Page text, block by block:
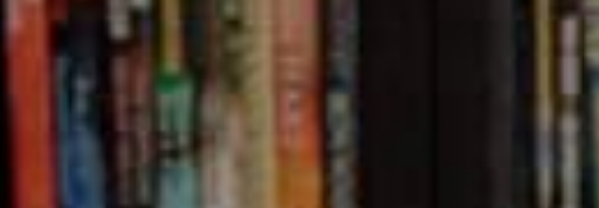
NONMASKING SMS IN BANGLADESH